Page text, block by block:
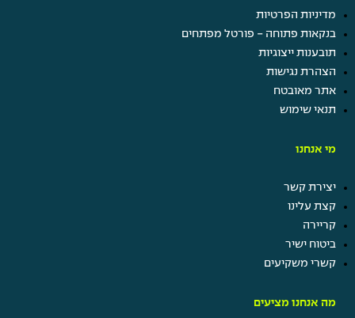
מדיניות הפרטיות
בנקאות פתוחה - פורטל מפתחים
תובענות ייצוגיות
הצהרת נגישות
אתר מאובטח
תנאי שימוש
מי אנחנו
יצירת קשר
קצת עלינו
קריירה
ביטוח ישיר
קשרי משקיעים
מה אנחנו מציעים